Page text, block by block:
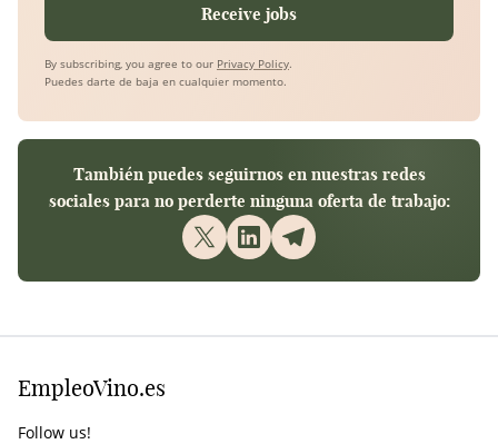
Receive jobs
By subscribing, you agree to our Privacy Policy.
Puedes darte de baja en cualquier momento.
También puedes seguirnos en nuestras redes
sociales para no perderte ninguna oferta de trabajo:
EmpleoVino.es
Follow us!